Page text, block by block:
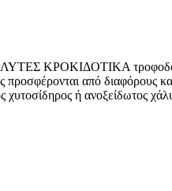
προσφέρονται από διαφόρους
ή ανoξείδωτος